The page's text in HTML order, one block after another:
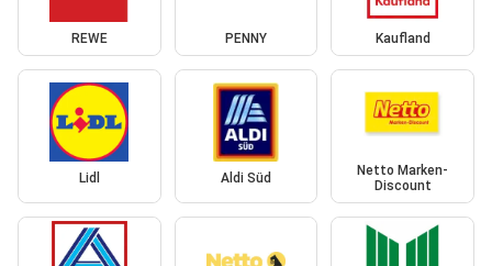
REWE PENNY Kaufland
Lidl Aldi Süd
Netto Marken-
Discount